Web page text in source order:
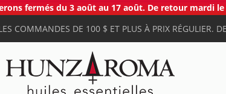
fermés du 3 août au 17 août. De retour mardi
COMMANDES DE 100 $ ET PLUS À PRIX RÉGULIER.